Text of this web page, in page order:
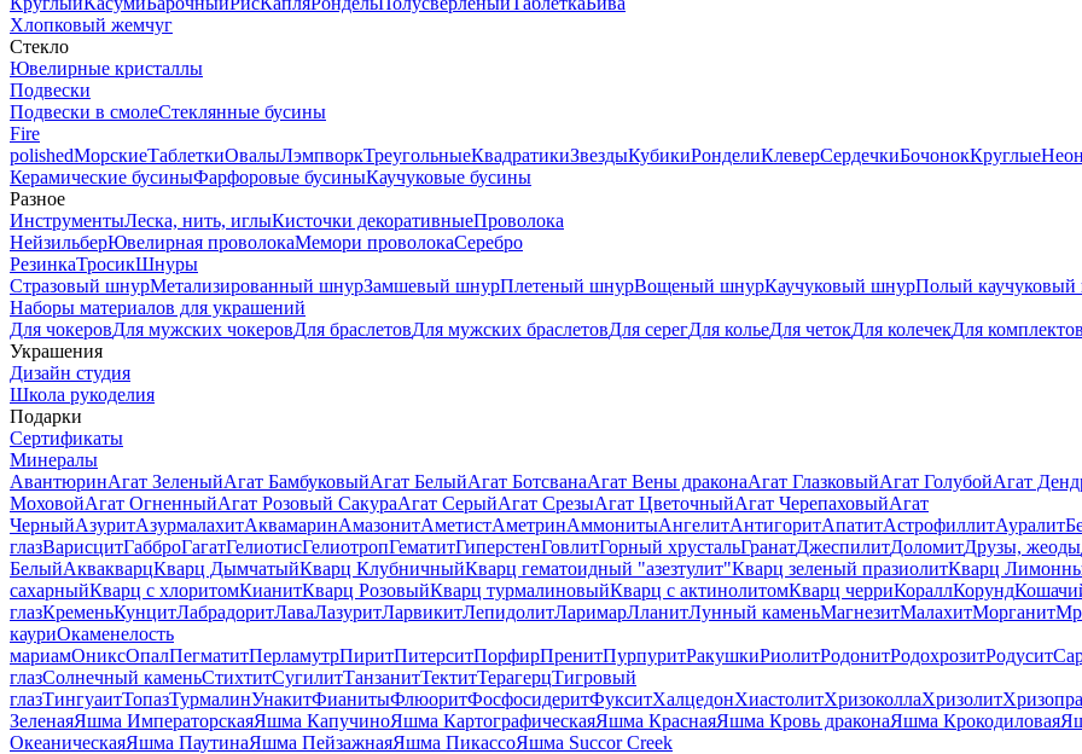
Хлопковый жемчуг
Стекло
Ювелирные кристаллы
Подвески
Подвески в смолеСтеклянные бусины
Fire
polishedМорскиеТаблеткиОвалыЛэмпворкТреугольныеКвадратикиЗвездыКубикиРонделиКлеверСердечкиБочонокКруглые
Керамические бусиныФарфоровые бусиныКаучуковые бусины
Разное
ИнструментыЛеска, нить, иглыКисточки декоративныеПроволока
НейзильберЮвелирная проволокаМемори проволокаСеребро
РезинкаТросикШнуры
Стразовый шнурМетализированный шнурЗамшевый шнурПлетеный шнурВощеный шнурКаучуковый шнурПолый
Наборы материалов для украшений
Для чокеровДля мужских чокеровДля браслетовДля мужских браслетовДля серегДля кольеДля четокДля колечекДля
Украшения
Дизайн студия
Школа рукоделия
Подарки
Сертификаты
Минералы
АвантюринАгат ЗеленыйАгат БамбуковыйАгат БелыйАгат БотсванаАгат Вены драконаАгат ГлазковыйАгат ГолубойАгат
МоховойАгат ОгненныйАгат Розовый СакураАгат СерыйАгат СрезыАгат ЦветочныйАгат ЧерепаховыйАгат
ЧерныйАзуритАзурмалахитАквамаринАмазонитАметистАметринАммонитыАнгелитАнтигоритАпатитАстрофиллитАуралит
глазВарисцитГабброГагатГелиотисГелиотропГематитГиперстенГовлитГорный хрустальГранатДжеспилитДоломитДрузы, жеоды
БелыйАквакварцКварц ДымчатыйКварц КлубничныйКварц гематоидный "азезтулит"Кварц зеленый празиолитКварц
сахарныйКварц с хлоритомКианитКварц РозовыйКварц турмалиновыйКварц с актинолитомКварц черриКораллКорунд
глазКременьКунцитЛабрадоритЛаваЛазуритЛарвикитЛепидолитЛаримарЛланитЛунный каменьМагнезитМалахитМорганит
кауриОкаменелость
мариамОниксОпалПегматитПерламутрПиритПитерситПорфирПренитПурпуритРакушкиРиолитРодонитРодохрозитРодусит
глазСолнечный каменьСтихтитСугилитТанзанитТектитТерагерцТигровый
глазТингуаитТопазТурмалинУнакитФианитыФлюоритФосфосидеритФукситХалцедонХиастолитХризоколлаХризолит
ЗеленаяЯшма ИмператорскаяЯшма КапучиноЯшма КартографическаяЯшма КраснаяЯшма Кровь драконаЯшма Крокодиловая
ОкеаническаяЯшма ПаутинаЯшма ПейзажнаяЯшма ПикассоЯшма Succor Creek